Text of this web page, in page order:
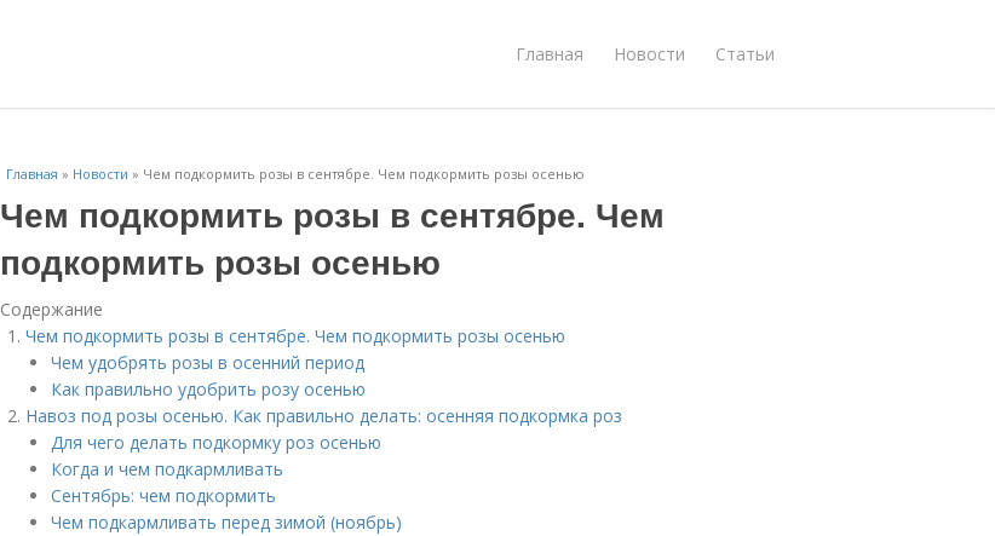
Главная Новости Статьи
Главная » Новости » Чем подкормить розы в сентябре. Чем подкормить розы осенью
Чем подкормить розы в сентябре. Чем
подкормить розы осенью
Содержание
Чем подкормить розы в сентябре. Чем подкормить розы осенью
Чем удобрять розы в осенний период
Как правильно удобрить розу осенью
Навоз под розы осенью. Как правильно делать: осенняя подкормка роз
Для чего делать подкормку роз осенью
Когда и чем подкармливать
Сентябрь: чем подкормить
Чем подкармливать перед зимой (ноябрь)